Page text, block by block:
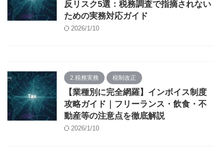
反リスク5選：税務調査で指摘されない
ための実務対応ガイド
2026/1/10
2.税務実務 税制改正
【業種別に完全網羅】インボイス制度
攻略ガイド｜フリーランス・飲食・不
動産等の注意点を徹底解説
2026/1/10